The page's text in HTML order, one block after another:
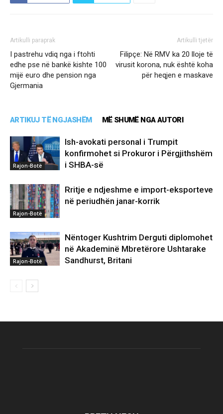
Artikulli paraprak
I pastrehu vdiq nga i ftohti
edhe pse në bankë kishte 100
mijë euro dhe pension nga
Gjermania
Artikulli tjetër
Filipçe: Në RMV ka 20 lloje të
virusit korona, nuk është koha
për heqjen e maskave
ARTIKUJ TË NGJASHËM MË SHUMË NGA AUTORI
Rajon-Botë
Ish-avokati personal i Trumpit
konfirmohet si Prokuror i Përgjithshëm
i SHBA-së
Rajon-Botë
Rritje e ndjeshme e import-eksporteve
në periudhën janar-korrik
Rajon-Botë
Nëntoger Kushtrim Derguti diplomohet
në Akademinë Mbretërore Ushtarake
Sandhurst, Britani